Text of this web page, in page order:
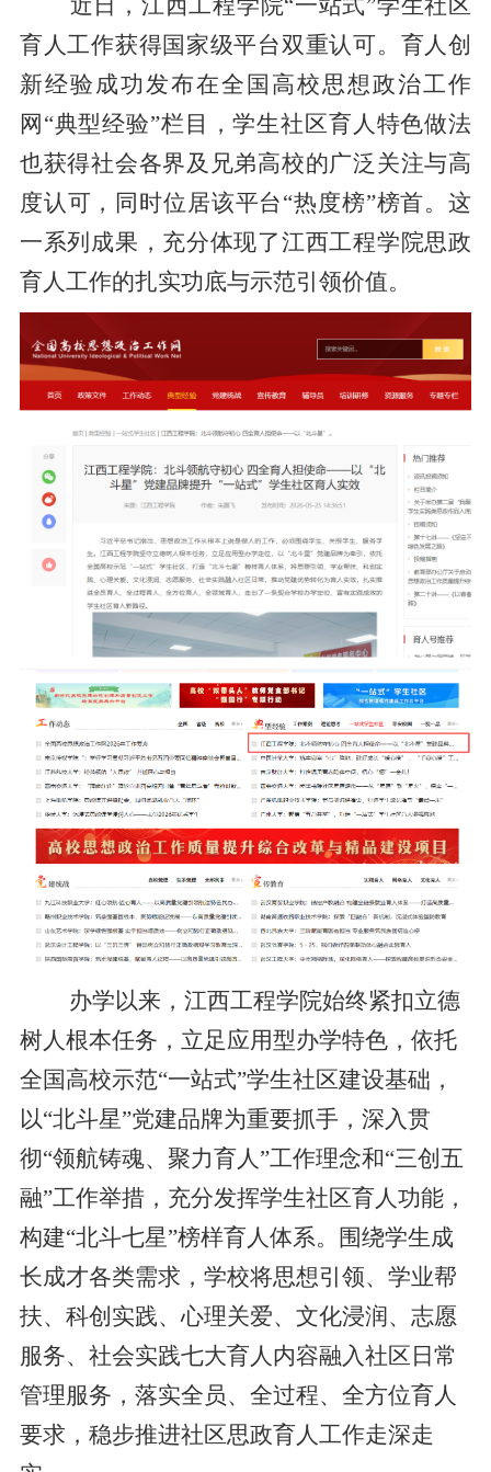
育人工作获得国家级平台双重认可。育人创
新经验成功发布在全国高校思想政治工作
网“典型经验”栏目，学生社区育人特色做法
也获得社会各界及兄弟高校的广泛关注与高
度认可，同时位居该平台“热度榜”榜首。这
一系列成果，充分体现了江西工程学院思政
育人工作的扎实功底与示范引领价值。
办学以来，江西工程学院始终紧扣立德
树人根本任务，立足应用型办学特色，依托
全国高校示范“一站式”学生社区建设基础，
以“北斗星”党建品牌为重要抓手，深入贯
彻“领航铸魂、聚力育人”工作理念和“三创五
融”工作举措，充分发挥学生社区育人功能，
构建“北斗七星”榜样育人体系。围绕学生成
长成才各类需求，学校将思想引领、学业帮
扶、科创实践、心理关爱、文化浸润、志愿
服务、社会实践七大育人内容融入社区日常
管理服务，落实全员、全过程、全方位育人
要求，稳步推进社区思政育人工作走深走